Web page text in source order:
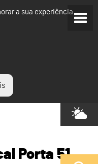
a sua experiência.
Porta 51